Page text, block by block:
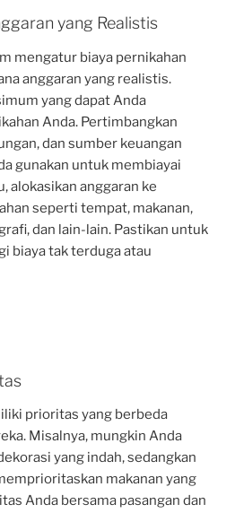
yang Realistis
mengatur biaya pernikahan
anggaran yang realistis.
yang dapat Anda
Anda. Pertimbangkan
dan sumber keuangan
gunakan untuk membiayai
alokasikan anggaran ke
seperti tempat, makanan,
dan lain-lain. Pastikan untuk
biaya tak terduga atau
prioritas yang berbeda
Misalnya, mungkin Anda
yang indah, sedangkan
makanan yang
Anda bersama pasangan dan